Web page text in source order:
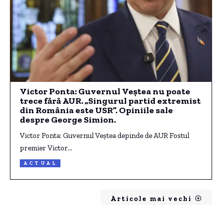
Victor Ponta: Guvernul Veștea nu poate
trece fără AUR. „Singurul partid extremist
din România este USR”. Opiniile sale
despre George Simion.
Victor Ponta: Guvernul Veștea depinde de AUR Fostul
premier Victor…
ACTUAL
Articole mai vechi